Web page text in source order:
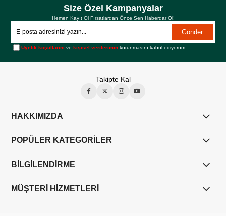
Size Özel Kampanyalar
Hemen Kayıt Ol Fırsatlardan Önce Sen Haberdar Ol!
Gönder
Üyelik koşullarını vekişisel verilerimin korunmasını kabul ediyorum.
Takipte Kal
HAKKIMIZDA
POPÜLER KATEGORİLER
BİLGİLENDİRME
MÜŞTERİ HİZMETLERİ